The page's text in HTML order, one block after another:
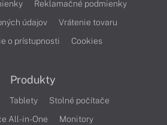
Reklamačné podmienky
údajov
Vrátenie tovaru
o prístupnosti
Cookies
Produkty
Tablety
Stolné počítače
All-in-One
Monitory